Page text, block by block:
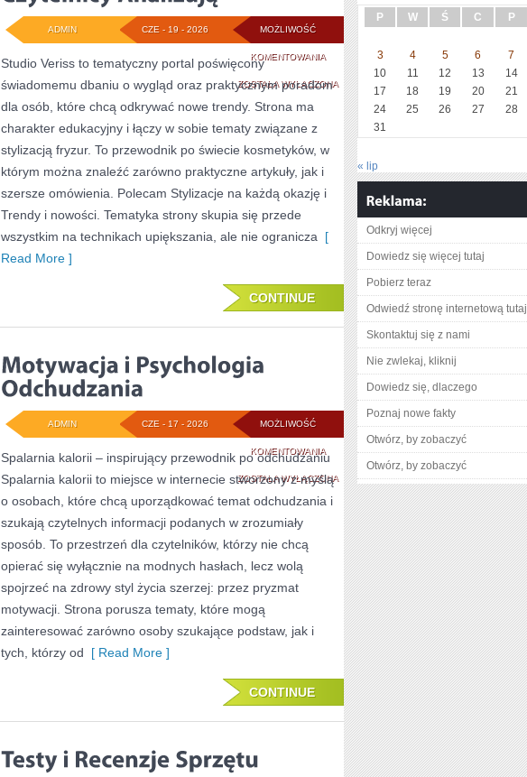
MOŻLIWOŚĆ
KOMENTOWANIACZYTELNICY
ANALIZUJĄ
ZOSTAŁA WYŁĄCZONA
CZE - 19 - 2026
ADMIN
Studio Veriss to tematyczny portal poświęcony
świadomemu dbaniu o wygląd oraz praktycznym poradom
dla osób, które chcą odkrywać nowe trendy. Strona ma
charakter edukacyjny i łączy w sobie tematy związane z
stylizacją fryzur. To przewodnik po świecie kosmetyków, w
którym można znaleźć zarówno praktyczne artykuły, jak i
szersze omówienia. Polecam Stylizacje na każdą okazję i
Trendy i nowości. Tematyka strony skupia się przede
wszystkim na technikach upiększania, ale nie ogranicza [
Read More ]
CONTINUE
MOŻLIWOŚĆ
KOMENTOWANIAMOTYWACJA
I
PSYCHOLOGIA
ODCHUDZANIA
ZOSTAŁA WYŁĄCZONA
CZE - 17 - 2026
ADMIN
Spalarnia kalorii – inspirujący przewodnik po odchudzaniu
Spalarnia kalorii to miejsce w internecie stworzony z myślą
o osobach, które chcą uporządkować temat odchudzania i
szukają czytelnych informacji podanych w zrozumiały
sposób. To przestrzeń dla czytelników, którzy nie chcą
opierać się wyłącznie na modnych hasłach, lecz wolą
spojrzeć na zdrowy styl życia szerzej: przez pryzmat
motywacji. Strona porusza tematy, które mogą
zainteresować zarówno osoby szukające podstaw, jak i
tych, którzy od [ Read More ]
CONTINUE
P W Ś C P
3
4 5 6 7
10
11 12 13 14
17
18 19 20 21
24
25 26 27 28
31
« lip
Odkryj więcej
Dowiedz się więcej tutaj
Pobierz teraz
Odwiedź stronę internetową tutaj
Skontaktuj się z nami
Nie zwlekaj, kliknij
Dowiedz się, dlaczego
Poznaj nowe fakty
Otwórz, by zobaczyć
Otwórz, by zobaczyć